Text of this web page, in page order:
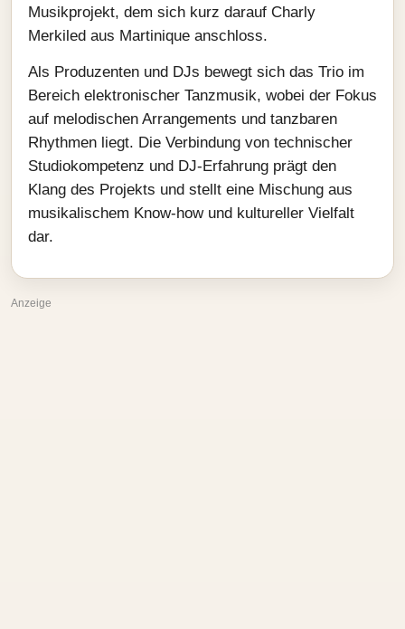
Musikprojekt, dem sich kurz darauf Charly
Merkiled aus Martinique anschloss.
Als Produzenten und DJs bewegt sich das Trio im
Bereich elektronischer Tanzmusik, wobei der Fokus
auf melodischen Arrangements und tanzbaren
Rhythmen liegt. Die Verbindung von technischer
Studiokompetenz und DJ-Erfahrung prägt den
Klang des Projekts und stellt eine Mischung aus
musikalischem Know-how und kultureller Vielfalt
dar.
Anzeige